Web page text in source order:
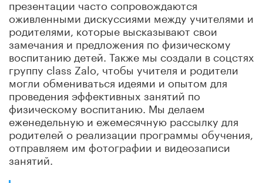
презентации часто сопровождаются
оживленными дискуссиями между учителями и
родителями, которые высказывают свои
замечания и предложения по физическому
воспитанию детей. Также мы создали в соцстях
группу class Zalo, чтобы учителя и родители
могли обмениваться идеями и опытом для
проведения эффективных занятий по
физическому воспитанию. Мы делаем
еженедельную и ежемесячную рассылку для
родителей о реализации программы обучения,
отправляем им фотографии и видеозаписи
занятий.